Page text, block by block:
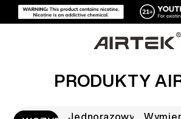
PRODUKTYPRODUKTY
Jednorazowy